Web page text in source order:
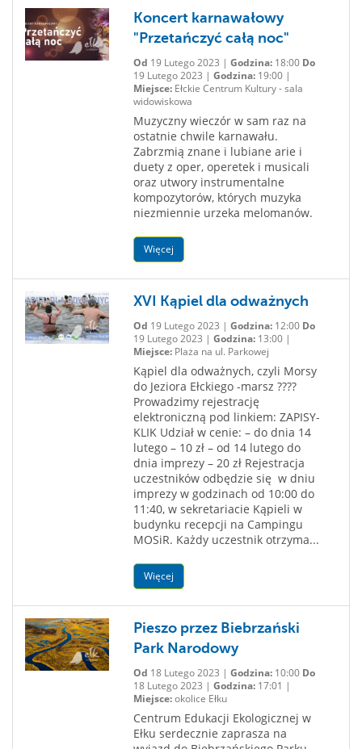
Koncert karnawałowy
"Przetańczyć całą noc"
Od 19 Lutego 2023 | Godzina:18:00 Do
19 Lutego 2023 | Godzina:19:00 |
Miejsce:Ełckie Centrum Kultury - sala
widowiskowa
Muzyczny wieczór w sam raz na
ostatnie chwile karnawału.
Zabrzmią znane i lubiane arie i
duety z oper, operetek i musicali
oraz utwory instrumentalne
kompozytorów, których muzyka
niezmiennie urzeka melomanów.
Więcej
XVI Kąpiel dla odważnych
Od 19 Lutego 2023 | Godzina:12:00 Do
19 Lutego 2023 | Godzina:13:00 |
Miejsce:Plaża na ul. Parkowej
Kąpiel dla odważnych, czyli Morsy
do Jeziora Ełckiego -marsz ????
Prowadzimy rejestrację
elektroniczną pod linkiem: ZAPISY-
KLIK Udział w cenie: – do dnia 14
lutego – 10 zł – od 14 lutego do
dnia imprezy – 20 zł Rejestracja
uczestników odbędzie się w dniu
imprezy w godzinach od 10:00 do
11:40, w sekretariacie Kąpieli w
budynku recepcji na Campingu
MOSiR. Każdy uczestnik otrzyma...
Więcej
Pieszo przez Biebrzański
Park Narodowy
Od 18 Lutego 2023 | Godzina:10:00 Do
18 Lutego 2023 | Godzina:17:01 |
Miejsce:okolice Ełku
Centrum Edukacji Ekologicznej w
Ełku serdecznie zaprasza na